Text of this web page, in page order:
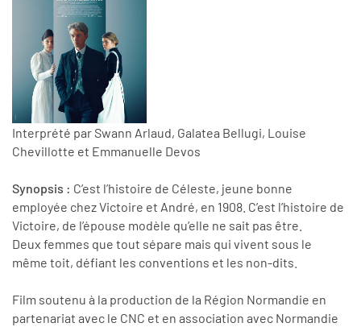
Interprété par Swann Arlaud, Galatea Bellugi, Louise
Chevillotte et Emmanuelle Devos
Synopsis : C’est l’histoire de Céleste, jeune bonne
employée chez Victoire et André, en 1908. C’est l’histoire de
Victoire, de l’épouse modèle qu’elle ne sait pas être.
Deux femmes que tout sépare mais qui vivent sous le
même toit, défiant les conventions et les non-dits.
Film soutenu à la production de la Région Normandie en
partenariat avec le CNC et en association avec Normandie